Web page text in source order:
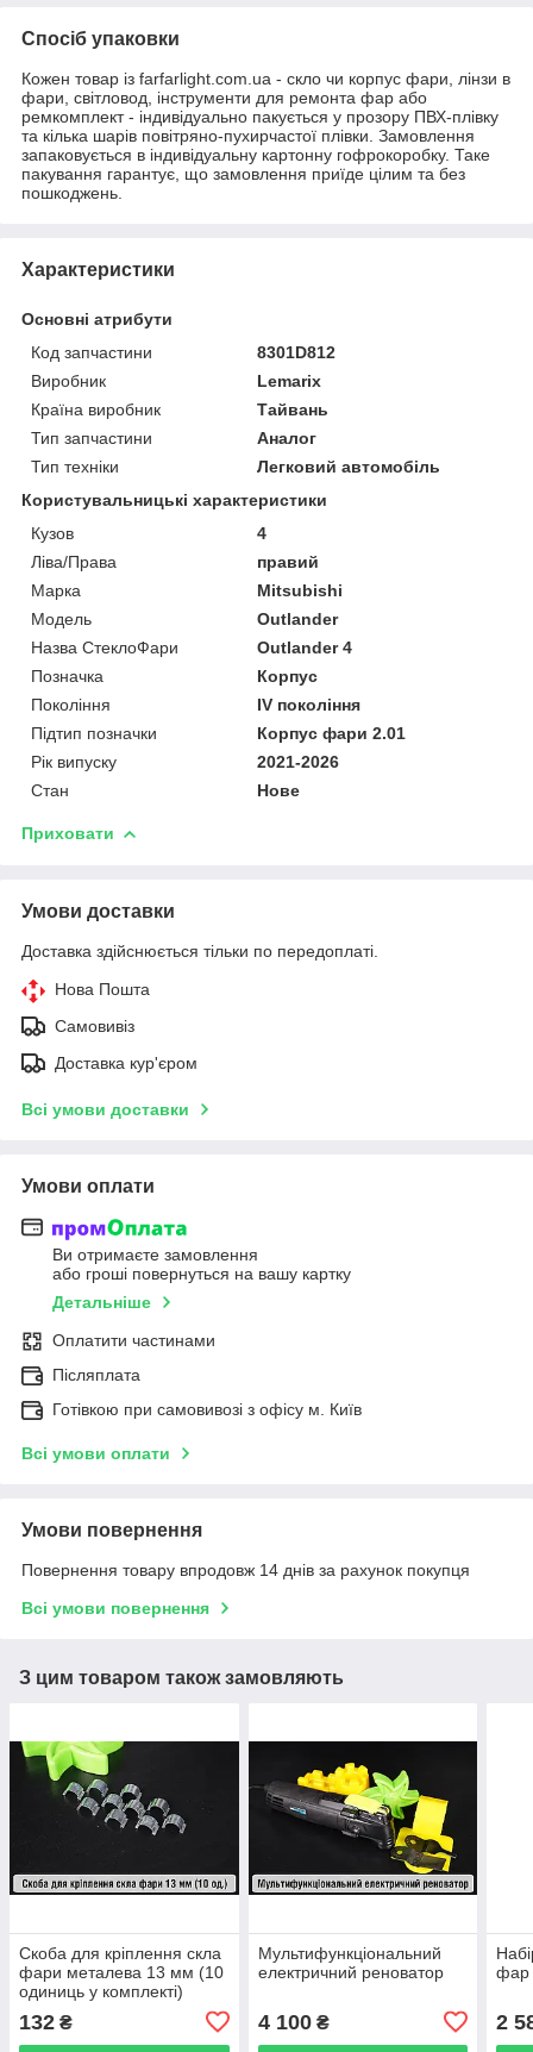
Спосіб упаковки
Кожен товар із farfarlight.com.ua - скло чи корпус фари, лінзи в
фари, світловод, інструменти для ремонта фар або
ремкомплект - індивідуально пакується у прозору ПВХ-плівку
та кілька шарів повітряно-пухирчастої плівки. Замовлення
запаковується в індивідуальну картонну гофрокоробку. Таке
пакування гарантує, що замовлення приїде цілим та без
пошкоджень.
Характеристики
Основні атрибути
Код запчастини
8301D812
Виробник
Lemarix
Країна виробник
Тайвань
Тип запчастини
Аналог
Тип техніки
Легковий автомобіль
Користувальницькі характеристики
Кузов
4
Ліва/Права
правий
Марка
Mitsubishi
Мoдель
Outlander
Назва СтеклоФари
Outlander 4
Позначка
Корпус
Покоління
IV покоління
Підтип позначки
Корпус фари 2.01
Рік випуску
2021-2026
Стан
Нове
Приховати
Умови доставки
Доставка здійснюється тільки по передоплаті.
Нова Пошта
Самовивіз
Доставка кур'єром
Всі умови доставки
Умови оплати
Ви отримаєте замовлення
або гроші повернуться на вашу картку
Детальніше
Оплатити частинами
Післяплата
Готівкою при самовивозі з офісу м. Київ
Всі умови оплати
Умови повернення
Повернення товару впродовж 14 днів за рахунок покупця
Всі умови повернення
З цим товаром також замовляють
Скоба для кріплення скла
фари металева 13 мм (10
одиниць у комплекті)
132 ₴
Мультифункціональний
електричний реноватор
4 100₴
фар
2